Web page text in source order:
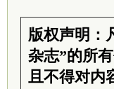
版权声明：
杂志”的所
且不得对内